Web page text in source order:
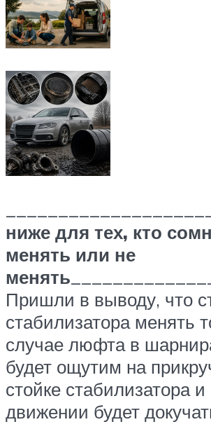
ниже для тех, кто
менять или не
менять
Пришли в выводу, что
стабилизатора менять
случае люфта в
будет ощутим на
стойке стабилизатора и
движении будет